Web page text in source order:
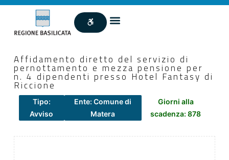
Affidamento diretto del servizio di
pernottamento e mezza pensione per
n. 4 dipendenti presso Hotel Fantasy di
Riccione
Tipo:
Avviso
Ente: Comune di
Matera
Giorni alla
scadenza: 878